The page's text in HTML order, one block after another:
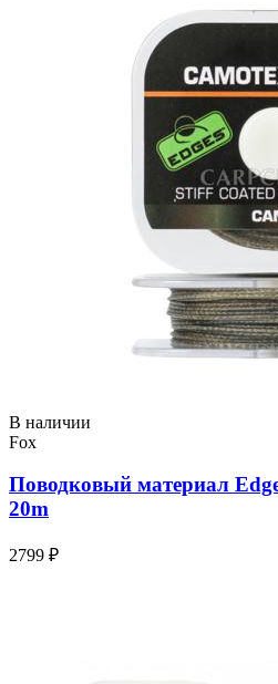
В наличии
Fox
Поводковый материал
20m
2799 ₽